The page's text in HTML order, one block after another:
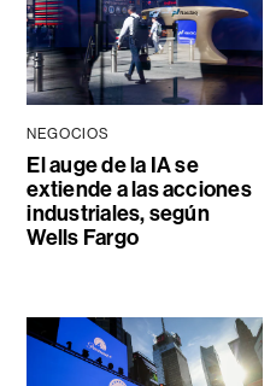
NEGOCIOS
El auge de la IA se
extiende a las acciones
industriales, según
Wells Fargo